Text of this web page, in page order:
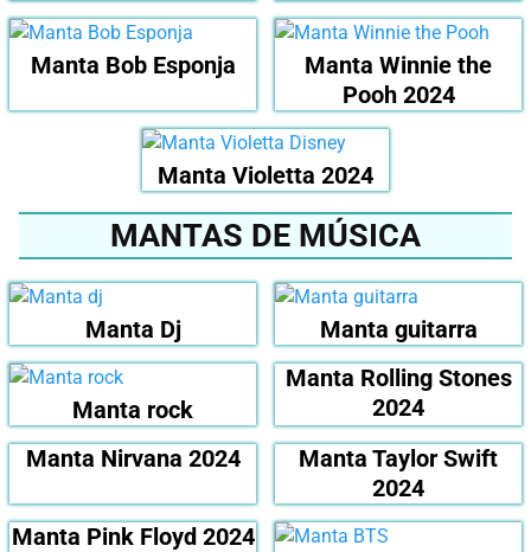
Manta Bob Esponja
Manta Winnie the
Pooh 2024
Manta Violetta 2024
MANTAS DE MÚSICA
Manta Dj Manta guitarra
Manta rock
Manta Rolling Stones
2024
Manta Nirvana 2024
Manta Taylor Swift
2024
Manta Pink Floyd 2024